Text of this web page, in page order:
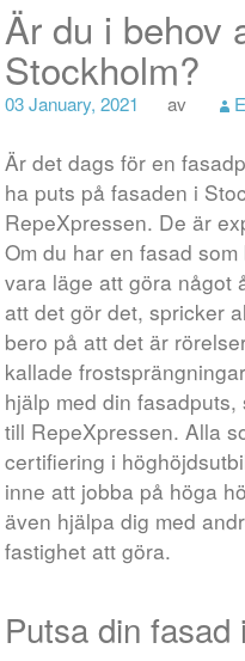
Är du i behov
Stockholm?
03 January, 2021 av
Är det dags för en
ha puts på fasaden i
RepeXpressen. De är
Om du har en fasad
vara läge att göra något
att det gör det, spricker
bero på att det är
kallade
hjälp med din
till RepeXpressen. Alla
certifiering i
inne att jobba på höga
även hjälpa dig med
fastighet att göra.
Putsa din fasad